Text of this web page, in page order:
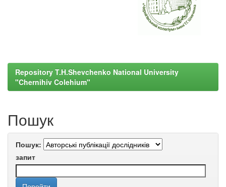
Repository T.H.Shevchenko National University
"Chernihiv Colehium"
Пошук
Пошук:
запит